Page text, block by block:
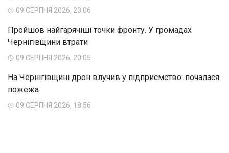
09 СЕРПНЯ 2026, 23:06
Пройшов найгарячіші точки фронту. У громадах
Чернігівщини втрати
09 СЕРПНЯ 2026, 20:05
На Чернігівщині дрон влучив у підприємство: почалася
пожежа
09 СЕРПНЯ 2026, 18:56